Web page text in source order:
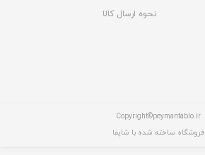
نحوه ارسال کالا
Copyright©peymantablo.ir
فروشگاه ساخته شده با شاپفا